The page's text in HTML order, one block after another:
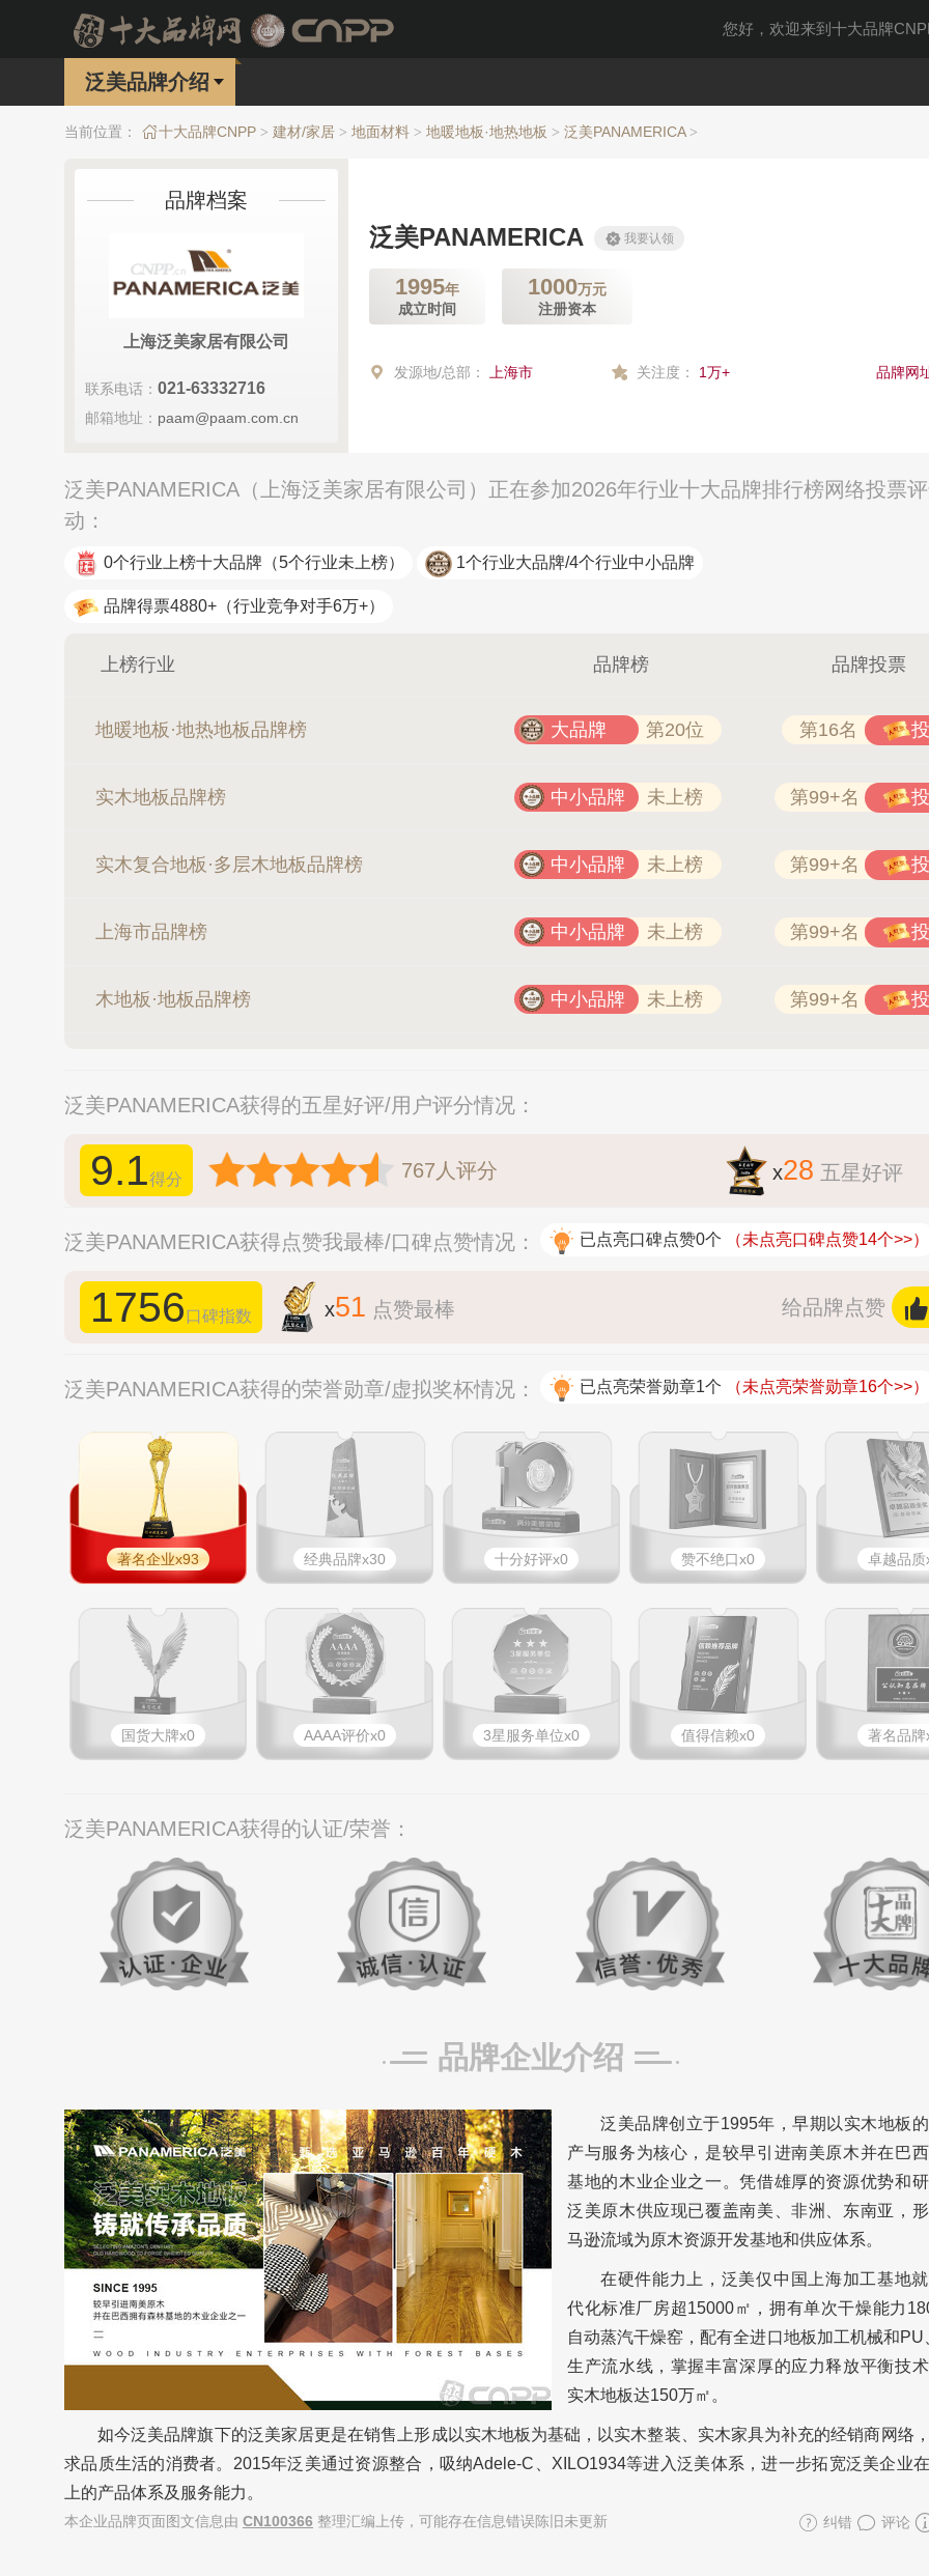
您好，欢迎来到十大品牌
泛美品牌介绍
当前位置： 十大品牌CNPP > 建材/家居 > 地面材料 > 地暖地板·地热地板 > 泛美PANAMERICA >
品牌档案
上海泛美家居有限公司
联系电话： 021-63332716
邮箱地址： paam@paam.com.cn
泛美PANAMERICA 我要认领
1995年
成立时间
1000万元
注册资本
发源地/总部： 上海市 关注度： 1万+ 品牌网
泛美PANAMERICA（上海泛美家居有限公司）正在参加2026年行业十大品牌排行榜网络投票
动：
0个行业上榜十大品牌 （5个行业未上榜） 1个行业大品牌/4个行业中小品牌
品牌得票4880+ （行业竞争对手6万+）
上榜行业 品牌榜 品牌投票
地暖地板·地热地板品牌榜 大品牌 第20位 第16名
实木地板品牌榜 中小品牌 未上榜 第99+名
实木复合地板·多层木地板品牌榜 中小品牌 未上榜 第99+名
上海市品牌榜 中小品牌 未上榜 第99+名
木地板·地板品牌榜 中小品牌 未上榜 第99+名
泛美PANAMERICA获得的五星好评/用户评分情况：
9.1得分 767 人评分 x28 五星好评
泛美PANAMERICA获得点赞我最棒/口碑点赞情况： 已点亮口碑点赞0个 （未点亮口碑点赞14个>>）
1756口碑指数 x51 点赞最棒 给品牌点赞
泛美PANAMERICA获得的荣誉勋章/虚拟奖杯情况： 已点亮荣誉勋章1个 （未点亮荣誉勋章16个>>）
著名企业x93 经典品牌x30 十分好评x0 赞不绝口x0 卓越品质
国货大牌x0 AAAA评价x0 3星服务单位x0 值得信赖x0 著名品牌
泛美PANAMERICA获得的认证/荣誉：
品牌企业介绍
泛美品牌创立于1995年，早期以实木地板
产与服务为核心，是较早引进南美原木并在巴
基地的木业企业之一。凭借雄厚的资源优势和
泛美原木供应现已覆盖南美、非洲、东南亚，
马逊流域为原木资源开发基地和供应体系。
在硬件能力上，泛美仅中国上海加工基地
代化标准厂房超15000㎡，拥有单次干燥能力
自动蒸汽干燥窑，配有全进口地板加工机械和PU
生产流水线，掌握丰富深厚的应力释放平衡技
实木地板达150万㎡。
如今泛美品牌旗下的泛美家居更是在销售上形成以实木地板为基础，以实木整装、实木家具为补充的经销商网络
求品质生活的消费者。2015年泛美通过资源整合，吸纳Adele-C、XILO1934等进入泛美体系，进一步拓宽泛美企业
上的产品体系及服务能力。
本企业品牌页面图文信息由 CN100366 整理汇编上传，可能存在信息错误陈旧未更新 纠错 评论